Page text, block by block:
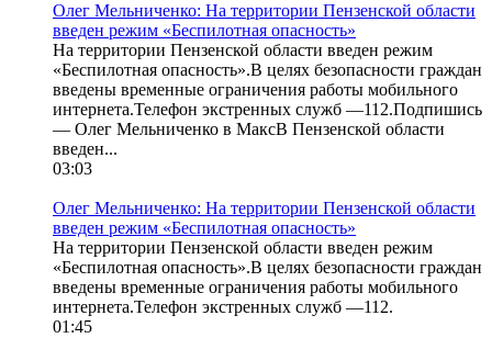
Олег Мельниченко: На территории Пензенской области
введен режим «Беспилотная опасность»
На территории Пензенской области введен режим
«Беспилотная опасность».В целях безопасности граждан
введены временные ограничения работы мобильного
интернета.Телефон экстренных служб —112.Подпишись
— Олег Мельниченко в MаксВ Пензенской области
введен...
03:03
Олег Мельниченко: На территории Пензенской области
введен режим «Беспилотная опасность»
На территории Пензенской области введен режим
«Беспилотная опасность».В целях безопасности граждан
введены временные ограничения работы мобильного
интернета.Телефон экстренных служб —112.
01:45